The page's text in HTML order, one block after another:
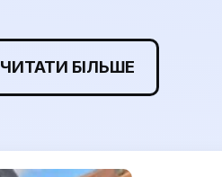
ЧИТАТИ БІЛЬШЕ